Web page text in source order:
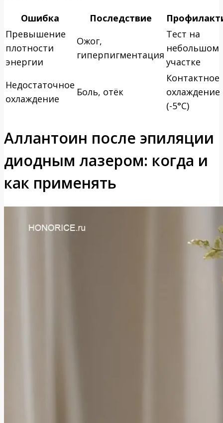
Ошибка Последствие
Превышение
плотности
энергии
Ожог,
гиперпигментация
Тест на
небольшом
участке
Недостаточное
охлаждение
Боль, отёк
Контактное
охлаждение
(-5°C)
Аллантоин после эпиляции
диодным лазером: когда и
как применять